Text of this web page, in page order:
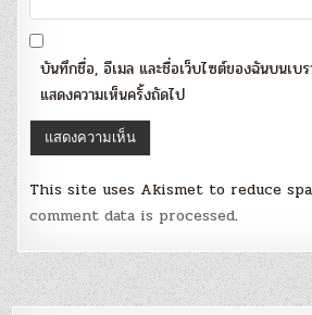
บันทึกชื่อ, อีเมล และชื่อเว็บไซต์ของฉันบนเบ
แสดงความเห็นครั้งถัดไป
This site uses Akismet to reduce
comment data is processed.